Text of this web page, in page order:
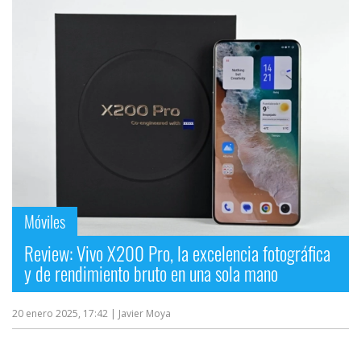
Móviles
Review: Vivo X200 Pro, la excelencia fotográfica
y de rendimiento bruto en una sola mano
20 enero 2025, 17:42 | Javier Moya